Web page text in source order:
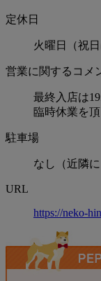
定休日
火曜日（祝日
営業に関するコメ
最終入店は
臨時休業を
駐車場
なし（近隣
URL
https://neko-